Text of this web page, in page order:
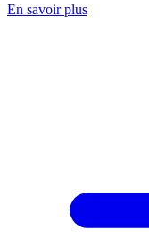
En savoir plus